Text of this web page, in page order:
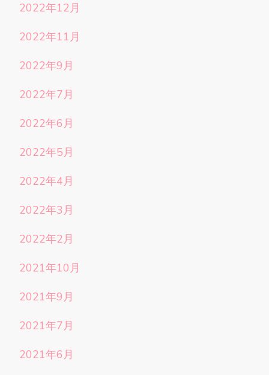
2022年12月
2022年11月
2022年9月
2022年7月
2022年6月
2022年5月
2022年4月
2022年3月
2022年2月
2021年10月
2021年9月
2021年7月
2021年6月